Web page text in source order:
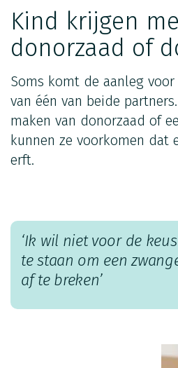
Kind krijgen
donorzaad of
Soms komt de aanleg
van één van beide
maken van donorzaad of
kunnen ze voorkomen dat
erft.
‘Ik wil niet voor de
te staan om een
af te breken’